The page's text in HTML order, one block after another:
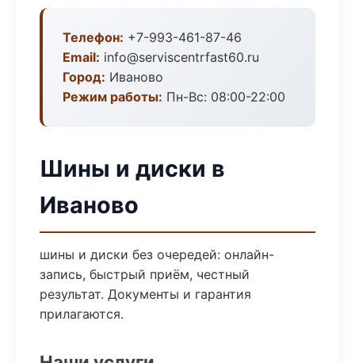
Телефон: +7-993-461-87-46
Email: info@serviscentrfast60.ru
Город: Иваново
Режим работы: Пн-Вс: 08:00-22:00
Шины и диски в
Иваново
шины и диски без очередей: онлайн-
запись, быстрый приём, честный
результат. Документы и гарантия
прилагаются.